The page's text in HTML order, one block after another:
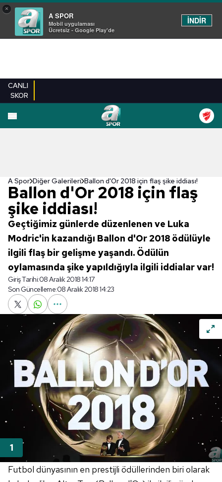
×
A SPOR
Mobil uygulaması
Ücretsiz - Google Play'de
İNDİR
CANLI
SKOR
EN YENILER
A Spor Diğer Galerileri Ballon d'Or 2018 için flaş şike iddiası!
Ballon d'Or 2018 için flaş
şike iddiası!
Geçtiğimiz günlerde düzenlenen ve Luka
Modric'in kazandığı Ballon d'Or 2018 ödülüyle
ilgili flaş bir gelişme yaşandı. Ödülün
oylamasında şike yapıldığıyla ilgili iddialar var!
Giriş Tarihi:08 Aralık 2018 14:17
Son Güncelleme:08 Aralık 2018 14:23
Futbol dünyasının en prestijli ödüllerinden biri olarak